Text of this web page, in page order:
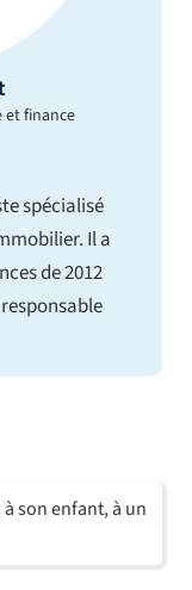
et finance
spécialisé
Il a
de 2012
son enfant, à un